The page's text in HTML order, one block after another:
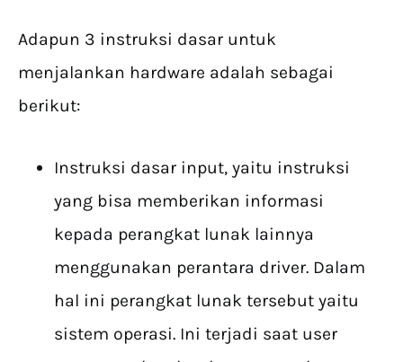
Adapun 3 instruksi dasar untuk
menjalankan hardware adalah sebagai
berikut:
Instruksi dasar input, yaitu instruksi
yang bisa memberikan informasi
kepada perangkat lunak lainnya
menggunakan perantara driver. Dalam
hal ini perangkat lunak tersebut yaitu
sistem operasi. Ini terjadi saat user